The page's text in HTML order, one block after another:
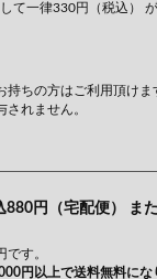
て一律330円（税込） が
持ちの方はご利用頂けま
されません。
880円（宅配便） ま
す。
円以上で送料無料にな